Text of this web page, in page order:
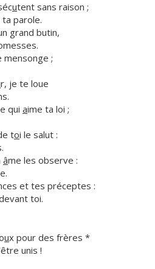
utent sans raison ;
parole.
grand butin,
mensonge ;
r, je te loue
qui aime ta loi ;
toi le salut :
âme les observe :
et tes préceptes :
toi.
ux pour des frères *
unis !